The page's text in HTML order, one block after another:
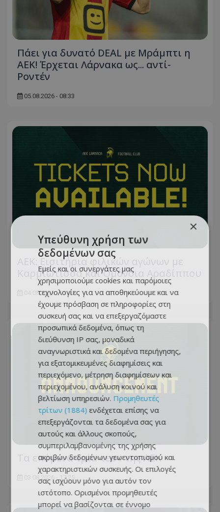
Πάει για δυνατό DEAL με Μράμπτι η
ΑΕΚ! Έρχεται Λάρνακα ως... αντί-
Ροντέν
05.08.2026 - 08:33
ΑΕΚ: Εισιτήρια φιλικών αγώνων με
Καρμιώτισσα και Ομόνοια Αραδίππου
04.08.2026 - 11:01
Τα επόμενα τρία τεστ της ΑΕΚ
03.08.2026 - 17:25
×
Υπεύθυνη χρήση των
δεδομένων σας
Εμείς και οι συνεργάτες μας
χρησιμοποιούμε cookies και παρόμοιες
τεχνολογίες για να αποθηκεύουμε και να
έχουμε πρόσβαση σε πληροφορίες στη
συσκευή σας και να επεξεργαζόμαστε
προσωπικά δεδομένα, όπως τη
διεύθυνση IP σας, μοναδικά
αναγνωριστικά και δεδομένα περιήγησης,
για εξατομικευμένες διαφημίσεις και
περιεχόμενο, μέτρηση διαφημίσεων και
περιεχομένου, ανάλυση κοινού και
βελτίωση υπηρεσιών. Προμηθευτές
τρίτων (1884) ενδέχεται επίσης να
επεξεργάζονται τα δεδομένα σας για
αυτούς και άλλους σκοπούς,
συμπεριλαμβανομένης της χρήσης
ακριβών δεδομένων γεωεντοπισμού και
χαρακτηριστικών συσκευής. Οι επιλογές
σας ισχύουν μόνο για αυτόν τον
ιστότοπο. Ορισμένοι προμηθευτές
μπορεί να βασίζονται σε έννομο